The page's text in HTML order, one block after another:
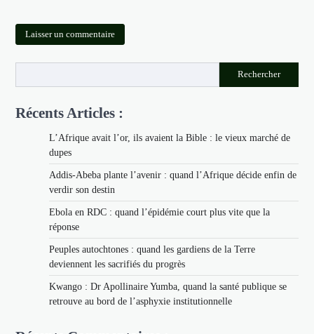
Rechercher
Récents Articles :
L’Afrique avait l’or, ils avaient la Bible : le vieux marché de
dupes
Addis-Abeba plante l’avenir : quand l’Afrique décide enfin de
verdir son destin
Ebola en RDC : quand l’épidémie court plus vite que la
réponse
Peuples autochtones : quand les gardiens de la Terre
deviennent les sacrifiés du progrès
Kwango : Dr Apollinaire Yumba, quand la santé publique se
retrouve au bord de l’asphyxie institutionnelle